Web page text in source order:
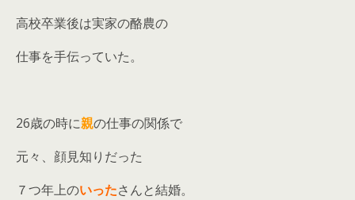
高校卒業後は実家の酪農の
仕事を手伝っていた。
26歳の時に親の仕事の関係で
元々、顔見知りだった
７つ年上のいったさんと結婚。